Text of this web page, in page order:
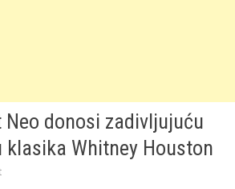
donosi zadivljujuću
Whitney Houston